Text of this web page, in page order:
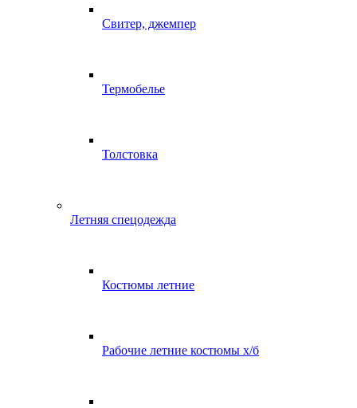
Свитер, джемпер
Термобелье
Толстовка
Летняя спецодежда
Костюмы летние
Рабочие летние костюмы х/б